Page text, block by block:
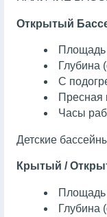
Открытый
Площадь
Глубина
С
Пресная
Часы
Детские
Крытый /
Площадь
Глубина